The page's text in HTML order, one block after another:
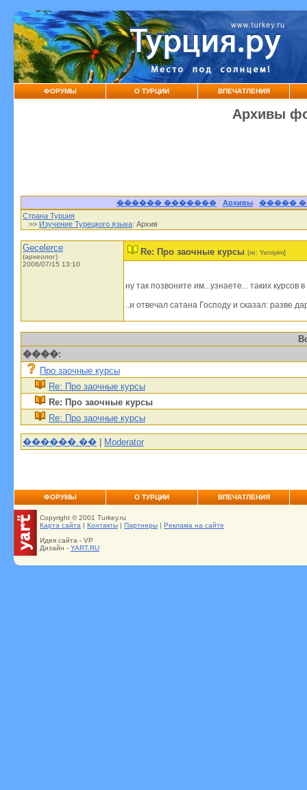
ФОРУМЫ О ТУРЦИИ ВПЕЧАТЛЕНИЯ
Архивы
������ ������� | Архивы | �����
Страна Турция
>> Изучение Турецкого языка: Архив
Gecelerce
(археолог)
2006/07/15 13:10
Re: Про заочные курсы [re: Yeniyim]
ну так позвоните им...узнаете... таких
..и отвечал сатана Господу и сказал: разве
����:
Про заочные курсы
Re: Про заочные курсы
Re: Про заочные курсы
Re: Про заочные курсы
������.�� | Moderator
ФОРУМЫ О ТУРЦИИ ВПЕЧАТЛЕНИЯ
Copyright © 2001 Turkey.ru
Карта сайта | Контакты | Партнеры | Реклама на сайте
Идея сайта - VP
Дизайн - YART.RU